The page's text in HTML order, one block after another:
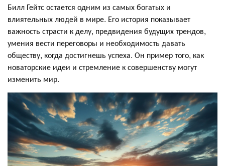
Билл Гейтс остается одним из самых богатых и
влиятельных людей в мире. Его история показывает
важность страсти к делу, предвидения будущих трендов,
умения вести переговоры и необходимость давать
обществу, когда достигнешь успеха. Он пример того, как
новаторские идеи и стремление к совершенству могут
изменить мир.